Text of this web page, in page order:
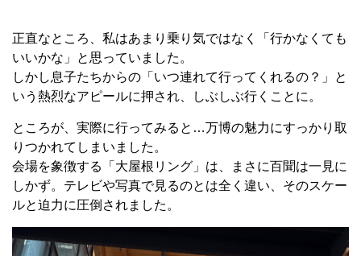
正直なところ、私はあまり乗り気ではなく「行かなくても
いいかな」と思っていました。
しかし息子たちからの「いつ連れて行ってくれるの？」と
いう熱烈なアピールに押され、しぶしぶ行くことに。
ところが、実際に行ってみると…万博の魅力にすっかり取
りつかれてしまいました。
会場を象徴する「大屋根リング」は、まさに百聞は一見に
しかず。テレビや写真で見るのとは全く違い、そのスケー
ルと迫力に圧倒されました。